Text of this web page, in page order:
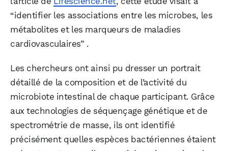
“identifier les associations entre les microbes, les
métabolites et les marqueurs de maladies
cardiovasculaires” .
Les chercheurs ont ainsi pu dresser un portrait
détaillé de la composition et de l’activité du
microbiote intestinal de chaque participant. Grâce
aux technologies de séquençage génétique et de
spectrométrie de masse, ils ont identifié
précisément quelles espèces bactériennes étaient